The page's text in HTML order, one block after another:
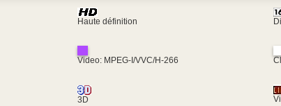
Haute définition
Video: MPEG-I/VVC/H-266
3D